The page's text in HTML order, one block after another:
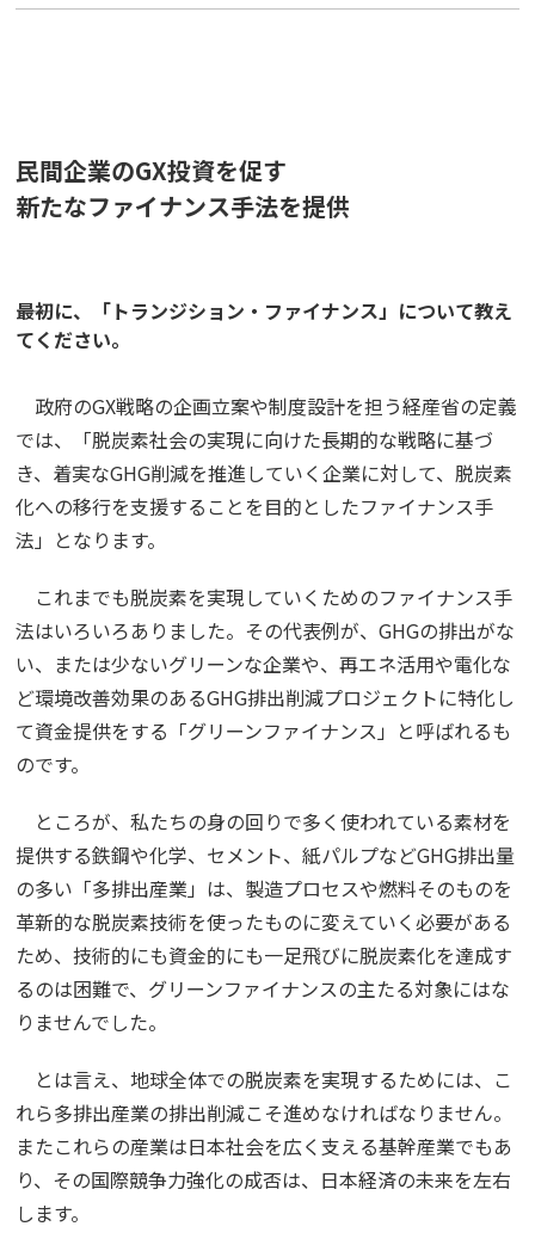
民間企業のGX投資を促す
新たなファイナンス手法を提供
――最初に、「トランジション・ファイナンス」について教え
てください。
政府のGX戦略の企画立案や制度設計を担う経産省の定義
では、「脱炭素社会の実現に向けた長期的な戦略に基づ
き、着実なGHG削減を推進していく企業に対して、脱炭素
化への移行を支援することを目的としたファイナンス手
法」となります。
これまでも脱炭素を実現していくためのファイナンス手
法はいろいろありました。その代表例が、GHGの排出がな
い、または少ないグリーンな企業や、再エネ活用や電化な
ど環境改善効果のあるGHG排出削減プロジェクトに特化し
て資金提供をする「グリーンファイナンス」と呼ばれるも
のです。
ところが、私たちの身の回りで多く使われている素材を
提供する鉄鋼や化学、セメント、紙パルプなどGHG排出量
の多い「多排出産業」は、製造プロセスや燃料そのものを
革新的な脱炭素技術を使ったものに変えていく必要がある
ため、技術的にも資金的にも一足飛びに脱炭素化を達成す
るのは困難で、グリーンファイナンスの主たる対象にはな
りませんでした。
とは言え、地球全体での脱炭素を実現するためには、こ
れら多排出産業の排出削減こそ進めなければなりません。
またこれらの産業は日本社会を広く支える基幹産業でもあ
り、その国際競争力強化の成否は、日本経済の未来を左右
します。